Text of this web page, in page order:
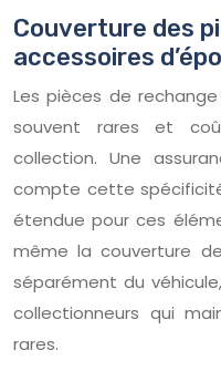
Couverture des
accessoires
Les pièces de
souvent rares et
collection. Une
compte cette
étendue pour ces
même la couverture
séparément du
collectionneurs qui
rares.